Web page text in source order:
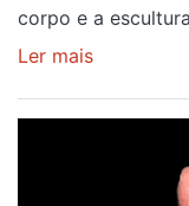
corpo e a
Ler mais